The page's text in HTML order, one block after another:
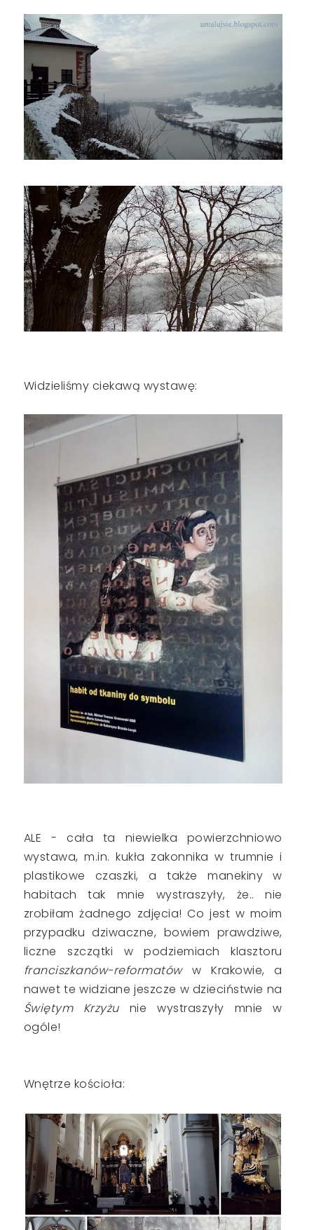
Widzieliśmy ciekawą wystawę:
ALE - cała ta niewielka powierzchniowo
wystawa, m.in. kukła zakonnika w trumnie i
plastikowe czaszki, a także manekiny w
habitach tak mnie wystraszyły, że.. nie
zrobiłam żadnego zdjęcia! Co jest w moim
przypadku dziwaczne, bowiem prawdziwe,
liczne szczątki w podziemiach klasztoru
franciszkanów-reformatóww Krakowie, a
nawet te widziane jeszcze w dzieciństwie na
Świętym Krzyżunie wystraszyły mnie w
ogóle!
Wnętrze kościoła: